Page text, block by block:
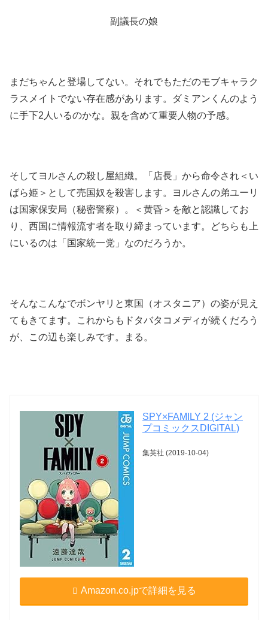
副議長の娘
まだちゃんと登場してない。それでもただのモブキャラク
ラスメイトでない存在感があります。ダミアンくんのよう
に手下2人いるのかな。親を含めて重要人物の予感。
そしてヨルさんの殺し屋組織。「店長」から命令され＜い
ばら姫＞として売国奴を殺害します。ヨルさんの弟ユーリ
は国家保安局（秘密警察）。＜黄昏＞を敵と認識してお
り、西国に情報流す者を取り締まっています。どちらも上
にいるのは「国家統一党」なのだろうか。
そんなこんなでボンヤリと東国（オスタニア）の姿が見え
てもきてます。これからもドタバタコメディが続くだろう
が、この辺も楽しみです。まる。
SPY×FAMILY 2 (ジャン
プコミックスDIGITAL)
集英社 (2019-10-04)
Amazon.co.jpで詳細を見る